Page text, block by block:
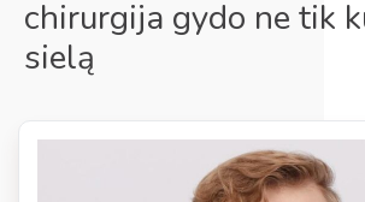
chirurgija gydo ne tik
sielą